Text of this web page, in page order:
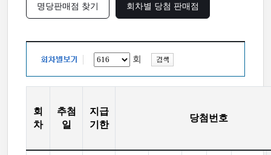
명당판매점 찾기 회차별 당첨 판매점
회
회
차
추첨
일
지급
기한
당첨번호